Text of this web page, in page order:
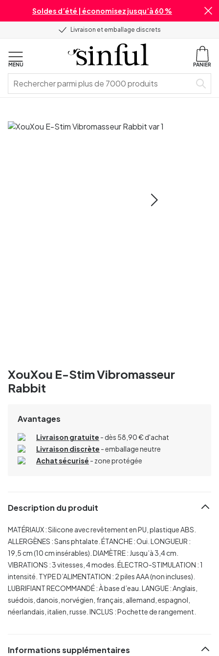
Soldes d’été | économisez jusqu’à 60 %
Livraison et emballage discrets
MENU PANIER
XouXou E-Stim Vibromasseur
Rabbit
Avantages
Livraison gratuite - dès 58,90 € d'achat
Livraison discrète - emballage neutre
Achat sécurisé - zone protégée
Description du produit
MATÉRIAUX : Silicone avec revêtement en PU, plastique ABS.
ALLERGÈNES : Sans phtalate. ÉTANCHE : Oui. LONGUEUR :
19,5 cm (10 cm insérables). DIAMÈTRE : Jusqu’à 3,4 cm.
VIBRATIONS : 3 vitesses, 4 modes. ÉLECTRO-STIMULATION : 1
intensité. TYPE D’ALIMENTATION : 2 piles AAA (non incluses).
LUBRIFIANT RECOMMANDÉ : À base d’eau. LANGUE : Anglais,
suédois, danois, norvégien, français, allemand, espagnol,
néerlandais, italien, russe. INCLUS : Pochette de rangement.
Informations supplémentaires